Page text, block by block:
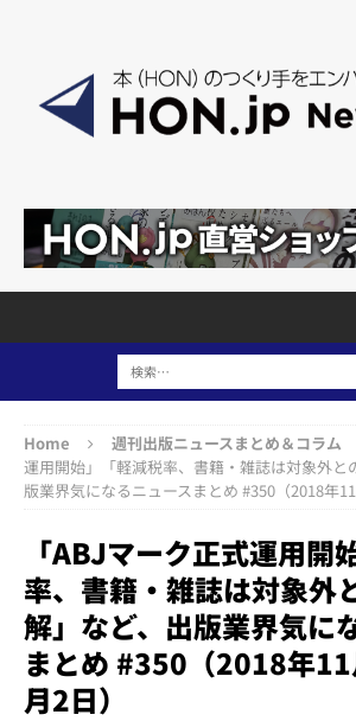
Home 週刊出版ニュースまとめ＆コラム
運用開始」「軽減税率、書籍・雑誌は対象外と
版業界気になるニュースまとめ #350（2018年11
「ABJマーク正式運用開
率、書籍・雑誌は対象外
解」など、出版業界気に
まとめ #350（2018年
月2日）